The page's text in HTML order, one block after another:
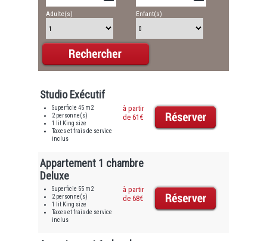
Adulte(s) Enfant(s)
Studio Exécutif
Superficie 45 m2
2 personne(s)
1 lit King size
Taxes et frais de service
inclus
à partir
de 61€
Appartement 1 chambre
Deluxe
Superficie 55 m2
2 personne(s)
1 lit King size
Taxes et frais de service
inclus
à partir
de 68€